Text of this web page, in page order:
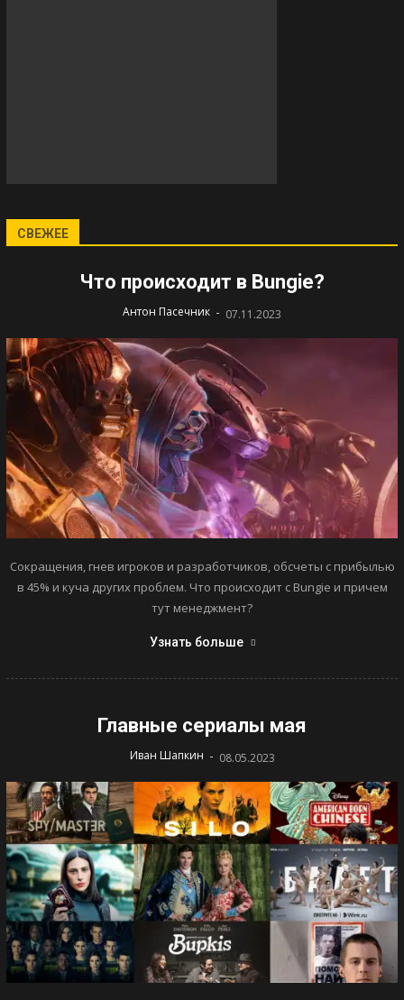
СВЕЖЕЕ
Что происходит в Bungie?
Антон Пасечник - 07.11.2023
Сокращения, гнев игроков и разработчиков, обсчеты с прибылью
в 45% и куча других проблем. Что происходит с Bungie и причем
тут менеджмент?
Узнать больше
Главные сериалы мая
Иван Шапкин - 08.05.2023